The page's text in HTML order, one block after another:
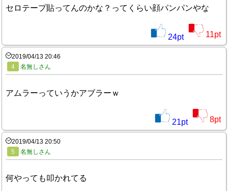
セロテープ貼ってんのかな？ってくらい顔パンパンやな
24pt 11pt
2019/04/13 20:46
4
名無しさん
アムラーっていうかアブラーｗ
21pt 8pt
2019/04/13 20:50
5
名無しさん
何やっても叩かれてる